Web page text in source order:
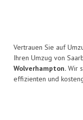
Vertrauen Sie auf
Ihren Umzug von
Wolverhampton. Wir
effizienten und